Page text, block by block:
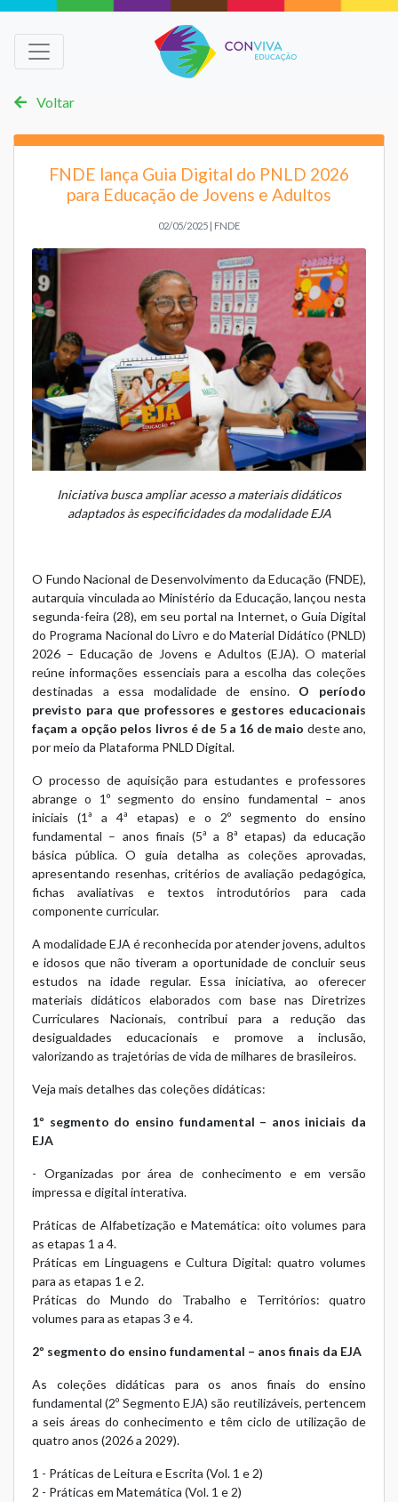
Voltar
FNDE lança Guia Digital do PNLD 2026
para Educação de Jovens e Adultos
02/05/2025 | FNDE
Iniciativa busca ampliar acesso a materiais didáticos
adaptados às especificidades da modalidade EJA
O Fundo Nacional de Desenvolvimento da Educação (FNDE),
autarquia vinculada ao Ministério da Educação, lançou nesta
segunda-feira (28), em seu portal na Internet, oGuia Digital
do Programa Nacional do Livro e do Material Didático (PNLD)
2026 – Educação de Jovens e Adultos (EJA). O material
reúne informações essenciais para a escolha das coleções
destinadas a essa modalidade de ensino. O período
previsto para que professores e gestores educacionais
façam a opção pelos livros é de 5 a 16 de maio deste ano,
por meio da Plataforma PNLD Digital.
O processo de aquisição para estudantes e professores
abrange o 1º segmento do ensino fundamental – anos
iniciais (1ª a 4ª etapas) e o 2º segmento do ensino
fundamental – anos finais (5ª a 8ª etapas) da educação
básica pública. O guia detalha as coleções aprovadas,
apresentando resenhas, critérios de avaliação pedagógica,
fichas avaliativas e textos introdutórios para cada
componente curricular.
A modalidade EJA é reconhecida por atender jovens, adultos
e idosos que não tiveram a oportunidade de concluir seus
estudos na idade regular. Essa iniciativa, ao oferecer
materiais didáticos elaborados com base nas Diretrizes
Curriculares Nacionais, contribui para a redução das
desigualdades educacionais e promove a inclusão,
valorizando as trajetórias de vida de milhares de brasileiros.
Veja mais detalhes das coleções didáticas:
1º segmento do ensino fundamental – anos iniciais da
EJA
- Organizadas por área de conhecimento e em versão
impressa e digital interativa.
Práticas de Alfabetização e Matemática: oito volumes para
as etapas 1 a 4.
Práticas em Linguagens e Cultura Digital: quatro volumes
para as etapas 1 e 2.
Práticas do Mundo do Trabalho e Territórios: quatro
volumes para as etapas 3 e 4.
2º segmento do ensino fundamental – anos finais da EJA
As coleções didáticas para os anos finais do ensino
fundamental (2º Segmento EJA) são reutilizáveis, pertencem
a seis áreas do conhecimento e têm ciclo de utilização de
quatro anos (2026 a 2029).
1 - Práticas de Leitura e Escrita (Vol. 1 e 2)
2 - Práticas em Matemática (Vol. 1 e 2)